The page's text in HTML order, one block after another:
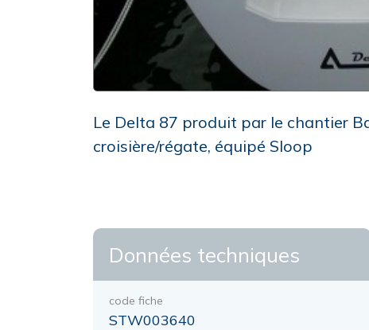
Le Delta 87 produit par le chantier
croisière/régate, équipé Sloop
Données techniques
code fiche
STW003640